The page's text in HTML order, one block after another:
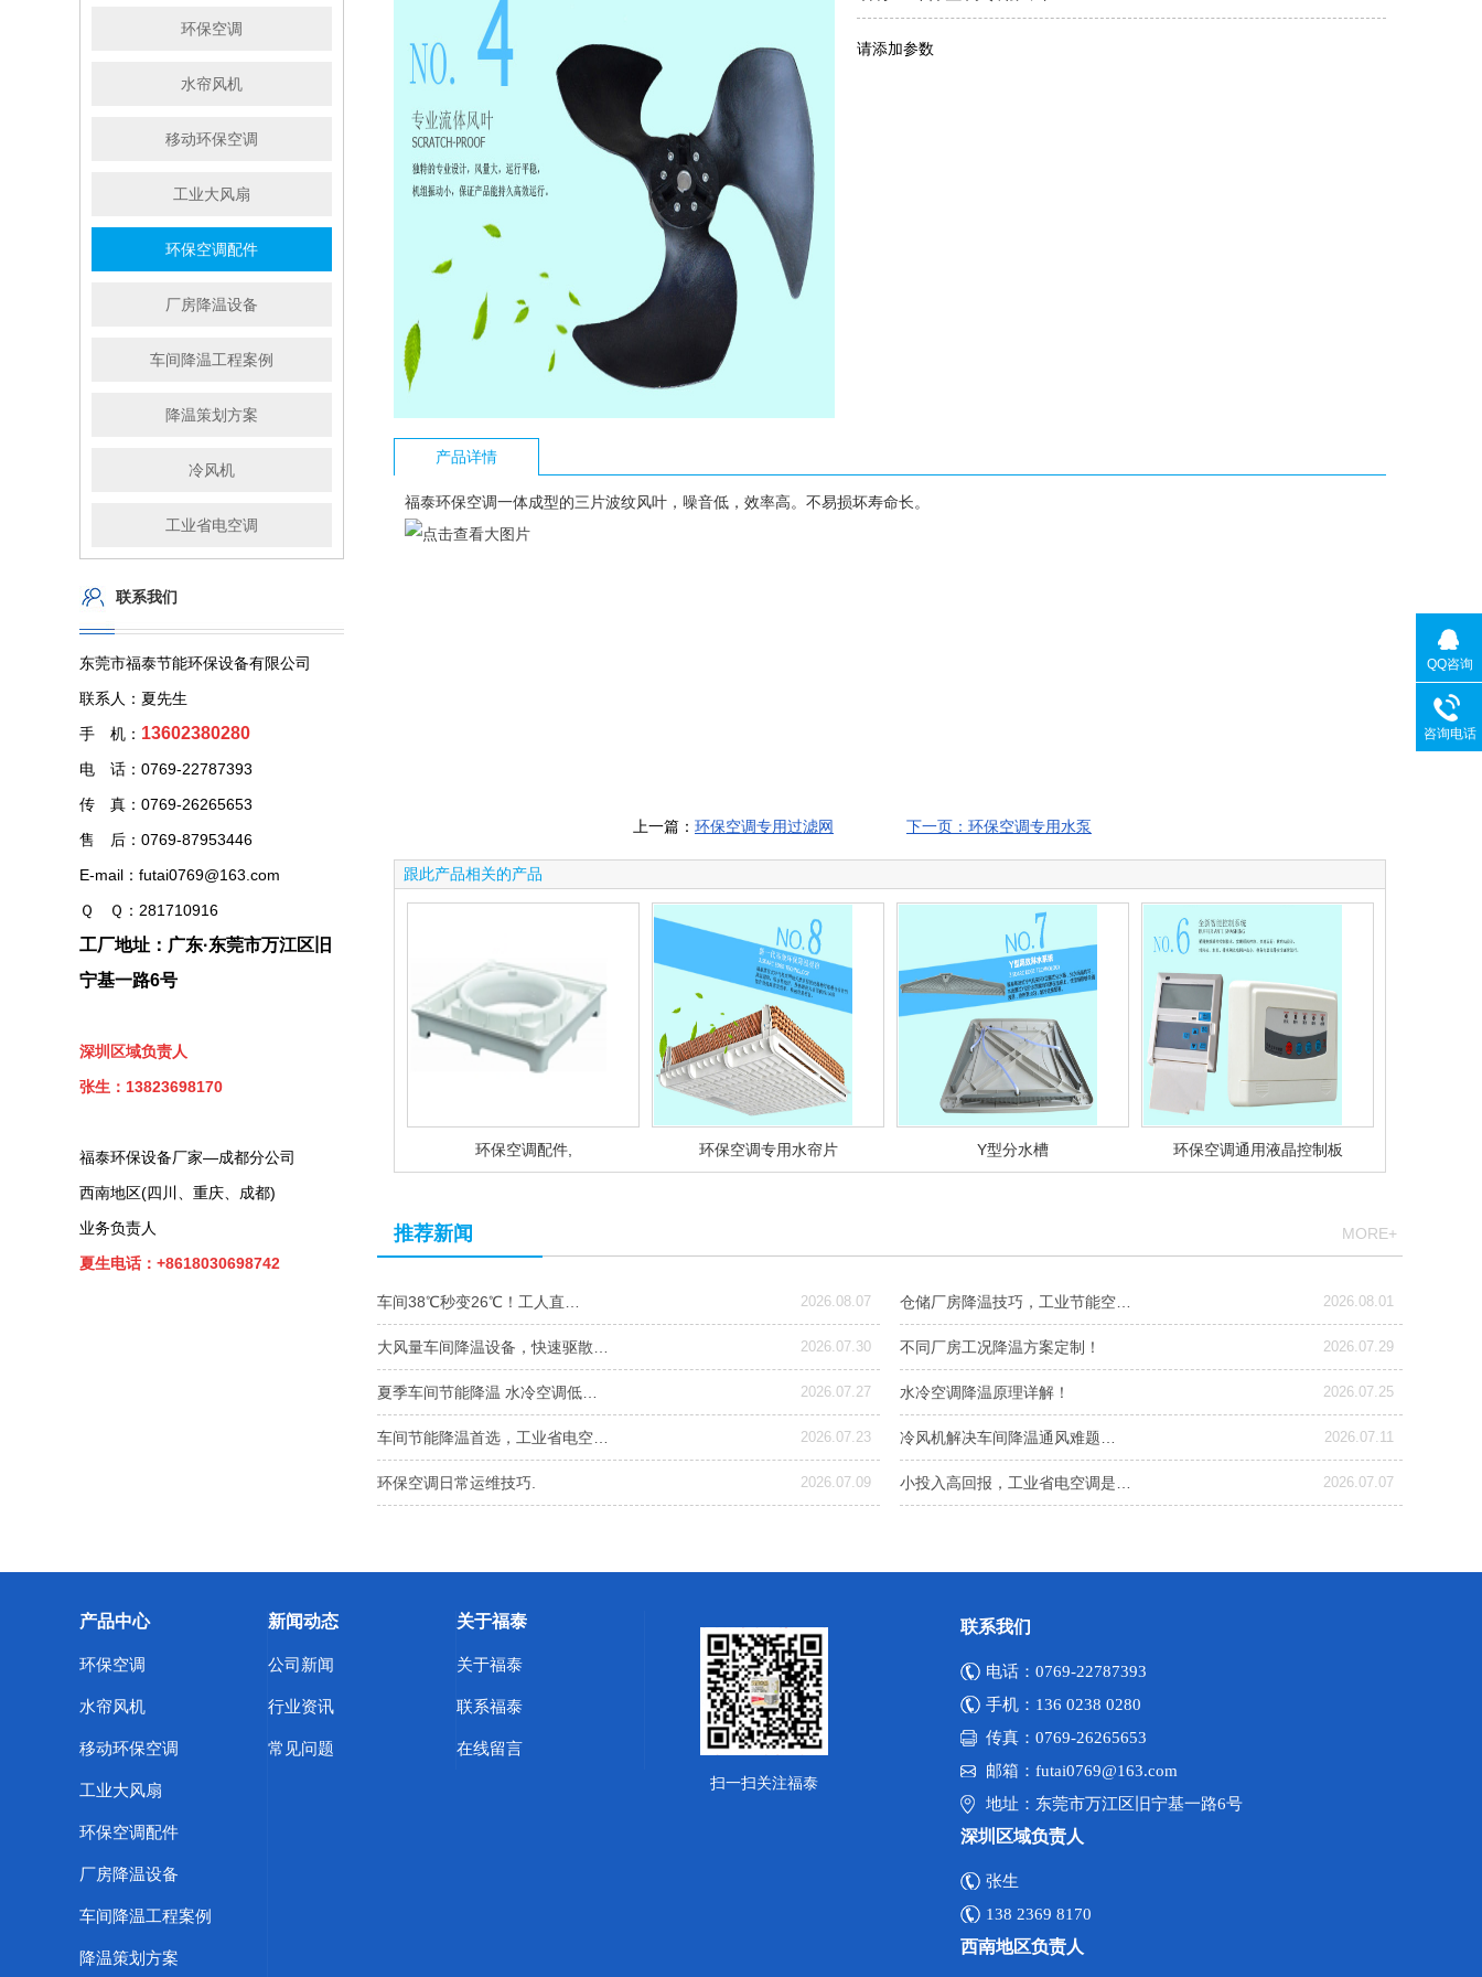
环保空调
水帘风机
移动环保空调
工业大风扇
环保空调配件
厂房降温设备
车间降温工程案例
降温策划方案
冷风机
工业省电空调
联系我们
东莞市福泰节能环保设备有限公司
联系人：夏先生
手 机： 13602380280
电 话：0769-22787393
传 真：0769-26265653
售 后：0769-87953446
E-mail：futai0769@163.com
Ｑ Ｑ：281710916
工厂地址：广东·东莞市万江区旧
宁基一路6号
深圳区域负责人
张生：13823698170
福泰环保设备厂家—成都分公司
西南地区(四川、重庆、成都)
业务负责人
夏生电话：+8618030698742
请添加参数
产品详情
福泰环保空调一体成型的三片波纹风叶，噪音低，效率高。不易损坏寿命长。
上一篇： 环保空调专用过滤网 下一页：环保空调专用水泵
跟此产品相关的产品
环保空调配件, 环保空调专用水帘片 Y型分水槽 环保空调通用液晶控制板
推荐新闻 MORE+
车间38℃秒变26℃！工人直… 2026.08.07 仓储厂房降温技巧，工业节能空… 2026.08.01
大风量车间降温设备，快速驱散… 2026.07.30 不同厂房工况降温方案定制！ 2026.07.29
夏季车间节能降温 水冷空调低… 2026.07.27 水冷空调降温原理详解！ 2026.07.25
车间节能降温首选，工业省电空… 2026.07.23 冷风机解决车间降温通风难题… 2026.07.11
环保空调日常运维技巧. 2026.07.09 小投入高回报，工业省电空调是… 2026.07.07
产品中心
环保空调
水帘风机
移动环保空调
工业大风扇
环保空调配件
厂房降温设备
车间降温工程案例
降温策划方案
新闻动态
公司新闻
行业资讯
常见问题
关于福泰
关于福泰
联系福泰
在线留言
扫一扫关注福泰
联系我们
电话：0769-22787393
手机：136 0238 0280
传真：0769-26265653
邮箱：futai0769@163.com
地址：东莞市万江区旧宁基一路6号
深圳区域负责人
张生
138 2369 8170
西南地区负责人
QQ咨询
咨询电话